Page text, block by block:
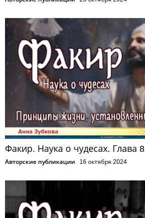
Факир. Наука о чудесах. Глава 8
Авторские публикации 16 октября 2024